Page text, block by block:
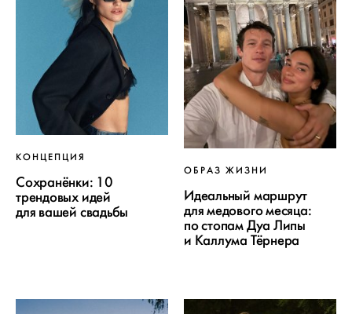
КОНЦЕПЦИЯ
Сохранёнки: 10
трендовых идей
для вашей свадьбы
ОБРАЗ ЖИЗНИ
Идеальный маршрут
для медового месяца:
по стопам Дуа Липы
и Каллума Тёрнера